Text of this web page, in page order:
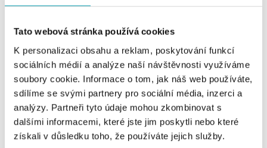
Tato webová stránka používá cookies
K personalizaci obsahu a reklam, poskytování funkcí
sociálních médií a analýze naší návštěvnosti využíváme
soubory cookie. Informace o tom, jak náš web používáte,
sdílíme se svými partnery pro sociální média, inzerci a
analýzy. Partneři tyto údaje mohou zkombinovat s
dalšími informacemi, které jste jim poskytli nebo které
získali v důsledku toho, že používáte jejich služby.
ALO
Náramek s diamanty Lily's Grace
od 40 753 Kč
ALO
Náhrdelník s diamantem Lily's
Grace